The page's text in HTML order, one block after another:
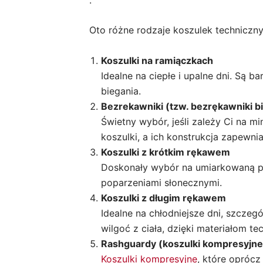
Oto różne rodzaje koszulek
Koszulki na ramiączkach
Idealne na ciepłe i upalne dni. Są
biegania.
Bezrekawniki (tzw. bezrękawniki
Świetny wybór, jeśli zależy Ci na
koszulki, a ich konstrukcja
Koszulki z krótkim rękawem
Doskonały wybór na
poparzeniami słonecznymi.
Koszulki z długim rękawem
Idealne na chłodniejsze dni,
wilgoć z ciała, dzięki materiałom
Rashguardy (koszulki
Koszulki kompresyjne, które oprócz